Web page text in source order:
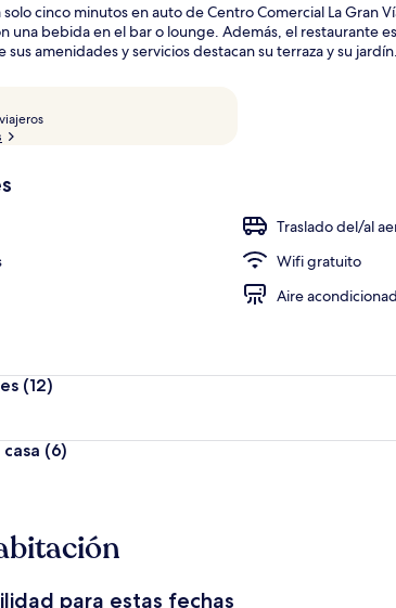
cinco minutos en auto de Centro Comercial La Gran
una bebida en el bar o lounge. Además, el restaurante
amenidades y servicios destacan su terraza y su jardín.
t
a
e
Traslado del/al
Wifi gratuito
Aire
(12)
(6)
para estas fechas